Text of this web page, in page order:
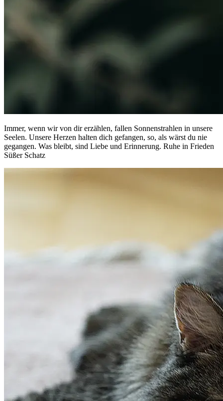
Immer, wenn wir von dir erzählen, fallen Sonnenstrahlen in unsere
Seelen. Unsere Herzen halten dich gefangen, so, als wärst du nie
gegangen. Was bleibt, sind Liebe und Erinnerung. Ruhe in Frieden
Süßer Schatz